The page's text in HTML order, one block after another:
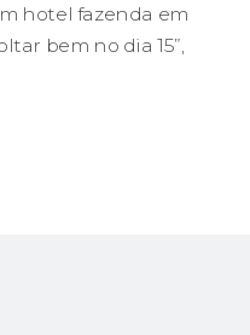
hotel fazenda em
bem no dia 15”,